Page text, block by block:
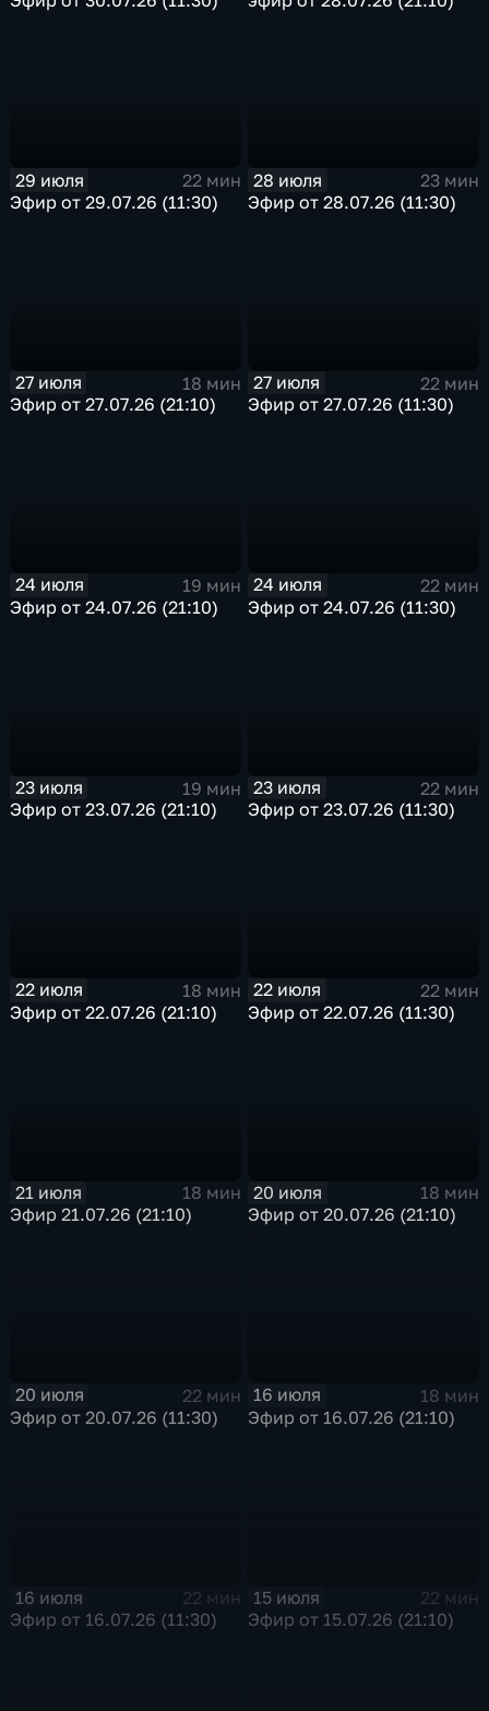
29 июля
22 мин
Эфир от 29.07.26 (11:30)
28 июля
23 мин
Эфир от 28.07.26 (11:30)
27 июля
18 мин
Эфир от 27.07.26 (21:10)
27 июля
22 мин
Эфир от 27.07.26 (11:30)
24 июля
19 мин
Эфир от 24.07.26 (21:10)
24 июля
22 мин
Эфир от 24.07.26 (11:30)
23 июля
19 мин
Эфир от 23.07.26 (21:10)
23 июля
22 мин
Эфир от 23.07.26 (11:30)
22 июля
18 мин
Эфир от 22.07.26 (21:10)
22 июля
22 мин
Эфир от 22.07.26 (11:30)
21 июля
18 мин
Эфир 21.07.26 (21:10)
20 июля
18 мин
Эфир от 20.07.26 (21:10)
20 июля
22 мин
Эфир от 20.07.26 (11:30)
16 июля
18 мин
Эфир от 16.07.26 (21:10)
16 июля
22 мин
Эфир от 16.07.26 (11:30)
15 июля
22 мин
Эфир от 15.07.26 (21:10)